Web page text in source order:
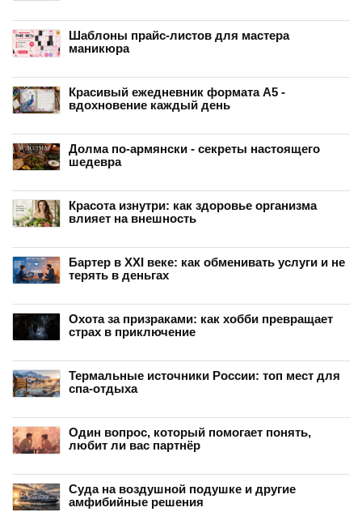
Шаблоны прайс-листов для мастера
маникюра
Красивый ежедневник формата А5 -
вдохновение каждый день
Долма по-армянски - секреты настоящего
шедевра
Красота изнутри: как здоровье организма
влияет на внешность
Бартер в XXI веке: как обменивать услуги и не
терять в деньгах
Охота за призраками: как хобби превращает
страх в приключение
Термальные источники России: топ мест для
спа-отдыха
Один вопрос, который помогает понять,
любит ли вас партнёр
Суда на воздушной подушке и другие
амфибийные решения